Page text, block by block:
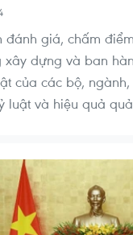
giá, chấm
xây dựng và ban
của các bộ,
luật và hiệu quả